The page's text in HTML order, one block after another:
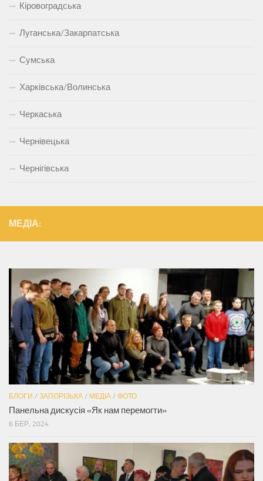
Кіровоградська
Луганська/Закарпатська
Сумська
Харківська/Волинська
Черкаська
Чернівецька
Чернігівська
МЕДІА:
БЛОГИ / ЗАПОРІЗЬКА / МЕДІА / ФОТО
Панельна дискусія «Як нам перемогти»
6 БЕР, 2024